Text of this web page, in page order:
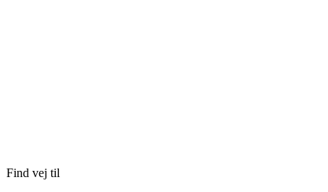
Find vej til